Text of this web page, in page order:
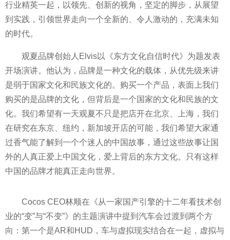
行业精英一起，以领先、创新的视角，坚定的脚步，从展望
到实践，引领世界走向一个全新的、令人激动的，充满未知
的时代。
观夏品牌创始人Elvis以《东方文化自信时代》为题发表
开场演讲。他认为，品牌是一种文化的载体，从优先级来讲
是弱于国家文化和民族文化的。购买一个产品，表面上我们
购买的是品牌的文化，但背后是一个国家的文化和民族的文
化。我们希望有一天观夏不只是把店开在北京、上海，我们
在研究在东京、纽约，新加坡开店的可能，我们希望大家通
过香气能了解到一个个迷人的中国故事，通过这些故事让国
外的人真正爱上中国文化，爱上背后的东方文化。只有这样
中国的品牌才能真正走向世界。
Cocos CEO林顺在《从一家国产引擎的十二年看技术创
业的“变”与“不变”》的主题演讲中提到汽车会过渡到两个方
向：第一个是AR和HUD，车与虚拟现实结合在一起，虚拟与